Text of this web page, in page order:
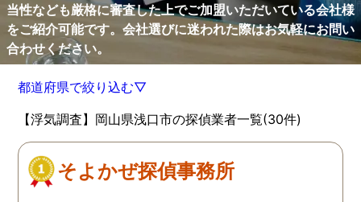
当性なども厳格に審査した上でご加盟いただいている会社様
をご紹介可能です。会社選びに迷われた際はお気軽にお問い
合わせください。
都道府県で絞り込む▽
【浮気調査】岡山県浅口市の探偵業者一覧(30件)
そよかぜ探偵事務所